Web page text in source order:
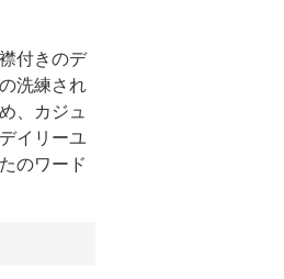
付きのデ
洗練され
、カジュ
イリーユ
のワード